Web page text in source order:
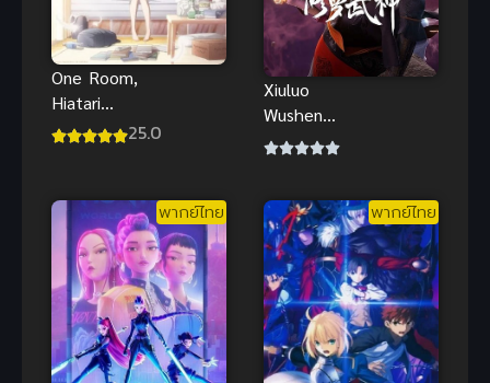
One Room,
Hiatari
Futsuu,
25.0
Xiuluo
Wushen
(Martial God
สงคราม (ซับ
ไทย)
พากย์ไทย พากย์ไทย